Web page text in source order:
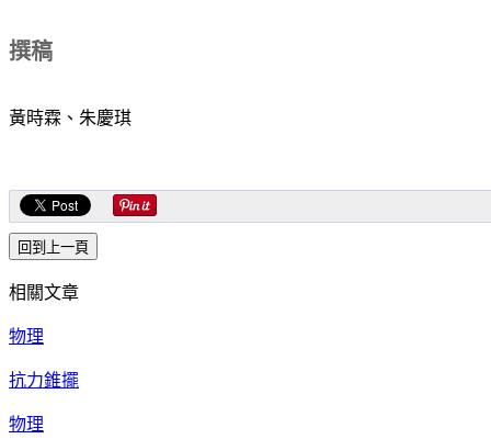
撰稿
黃時霖、朱慶琪
相關文章
物理
抗力錐擺
物理